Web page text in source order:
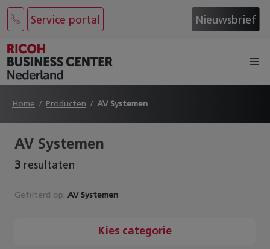
Service portal Nieuwsbrief
Home Producten AV Systemen
AV Systemen
3 resultaten
Gefilterd op: AV Systemen
Kies categorie